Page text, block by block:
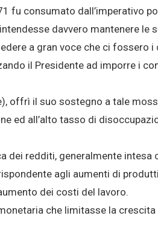
fu consumato dall’imperativo
davvero mantenere le
a gran voce che ci fossero
il Presidente ad imporre i
offrì il suo sostegno a tale
ed all’alto tasso di
dei redditi, generalmente
agli aumenti di
dei costi del lavoro.
che limitasse la crescita